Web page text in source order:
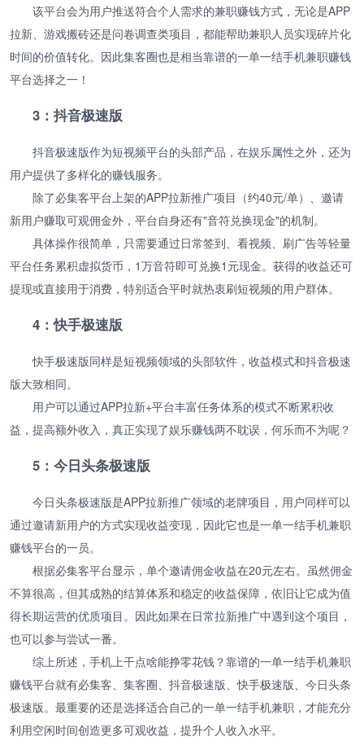
该平台会为用户推送符合个人需求的兼职赚钱方式，无论是APP
拉新、游戏搬砖还是问卷调查类项目，都能帮助兼职人员实现碎片化
时间的价值转化。因此集客圈也是相当靠谱的一单一结手机兼职赚钱
平台选择之一！
3：抖音极速版
抖音极速版作为短视频平台的头部产品，在娱乐属性之外，还为
用户提供了多样化的赚钱服务。
除了必集客平台上架的APP拉新推广项目（约40元/单）、邀请
新用户赚取可观佣金外，平台自身还有"音符兑换现金"的机制。
具体操作很简单，只需要通过日常签到、看视频、刷广告等轻量
平台任务累积虚拟货币，1万音符即可兑换1元现金。获得的收益还可
提现或直接用于消费，特别适合平时就热衷刷短视频的用户群体。
4：快手极速版
快手极速版同样是短视频领域的头部软件，收益模式和抖音极速
版大致相同。
用户可以通过APP拉新+平台丰富任务体系的模式不断累积收
益，提高额外收入，真正实现了娱乐赚钱两不耽误，何乐而不为呢？
5：今日头条极速版
今日头条极速版是APP拉新推广领域的老牌项目，用户同样可以
通过邀请新用户的方式实现收益变现，因此它也是一单一结手机兼职
赚钱平台的一员。
根据必集客平台显示，单个邀请佣金收益在20元左右。虽然佣金
不算很高，但其成熟的结算体系和稳定的收益保障，依旧让它成为值
得长期运营的优质项目。因此如果在日常拉新推广中遇到这个项目，
也可以参与尝试一番。
综上所述，手机上干点啥能挣零花钱？靠谱的一单一结手机兼职
赚钱平台就有必集客、集客圈、抖音极速版、快手极速版、今日头条
极速版。最重要的还是选择适合自己的一单一结手机兼职，才能充分
利用空闲时间创造更多可观收益，提升个人收入水平。